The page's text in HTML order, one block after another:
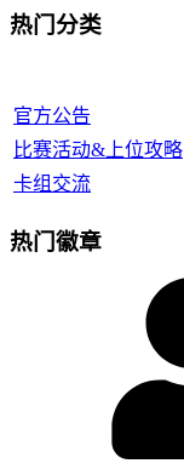
热门分类
官方公告
比赛活动&上位攻略
卡组交流
热门徽章